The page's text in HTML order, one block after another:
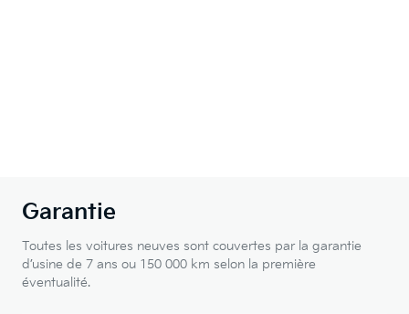
Garantie
Toutes les voitures neuves sont couvertes par la garantie
d’usine de 7 ans ou 150 000 km selon la première
éventualité.